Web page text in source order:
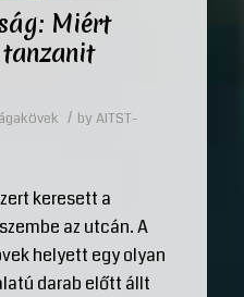
Miért
/ by AITST-
keresett a
az utcán. A
helyett egy olyan
darab előtt állt